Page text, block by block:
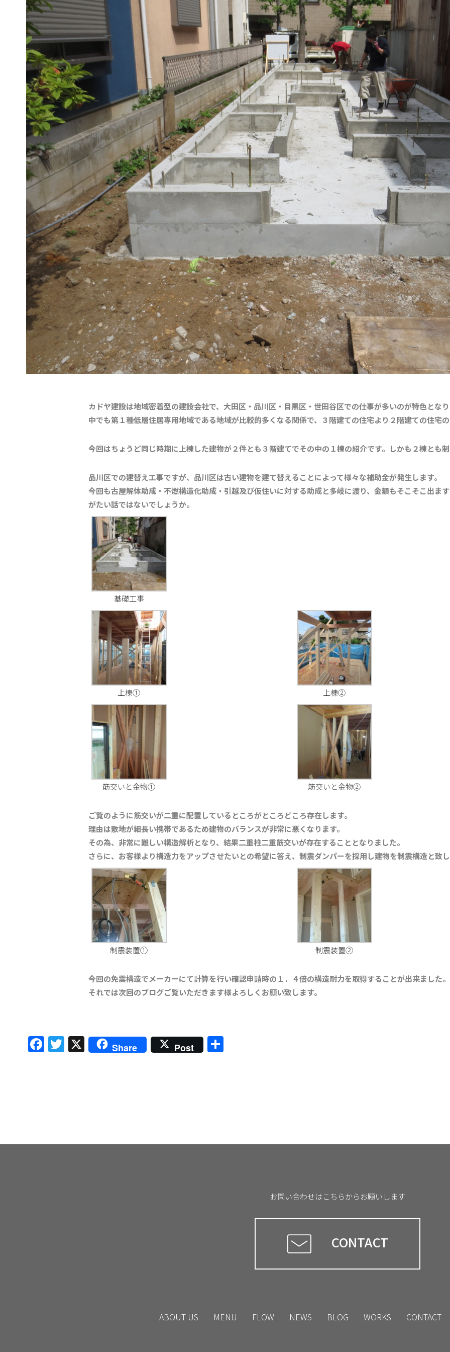
カドヤ建設は地域密着型の建設会社で、大田区・品川区・目黒区・世田谷区での仕事が多いのが特色とな
中でも第１種低層住居専用地域である地域が比較的多くなる関係で、３階建ての住宅より２階建ての住宅
今回はちょうど同じ時期に上棟した建物が２件とも３階建てでその中の１棟の紹介です。 しかも２棟とも
品川区での建替え工事ですが、品川区は古い建物を建て替えることによって様々な補助金が発生します。
今回も古屋解体助成・不燃構造化助成・引越及び仮住いに対する助成と多岐に渡り、金額もそこそこ出ま
がたい話ではないでしょうか。
基礎工事
上棟① 上棟②
筋交いと金物① 筋交いと金物②
ご覧のように筋交いが二重に配置しているところがところどころ存在します。
理由は敷地が細長い携帯であるため建物のバランスが非常に悪くなります。
その為、非常に難しい構造解析となり、結果二重柱二重筋交いが存在することとなりました。
さらに、お客様より構造力をアップさせたいとの希望に答え、制震ダンパーを採用し建物を制震構造と致
制震装置① 制震装置②
今回の免震構造でメーカーにて計算を行い確認申請時の１．４倍の構造耐力を取得することが出来ました。
それでは次回のブログご覧いただきます様よろしくお願い致します。
Facebook
Twitter
X Share Post
お問い合わせはこちらからお願いします
CONTACT
ABOUT US MENU FLOW NEWS BLOG WORKS CONTACT